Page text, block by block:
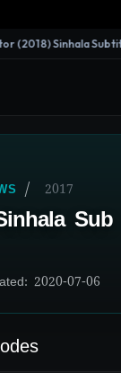
(2018) Sinhala Subtitle
/ 2017
Sub
2020-07-06